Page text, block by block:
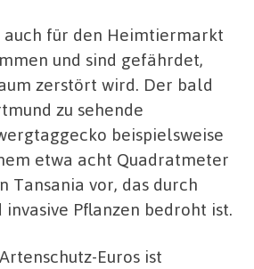
auch für den Heimtiermarkt
und sind gefährdet,
zerstört wird. Der bald
zu sehende
beispielsweise
etwa acht Quadratmeter
Tansania vor, das durch
Pflanzen bedroht ist.
Euros ist